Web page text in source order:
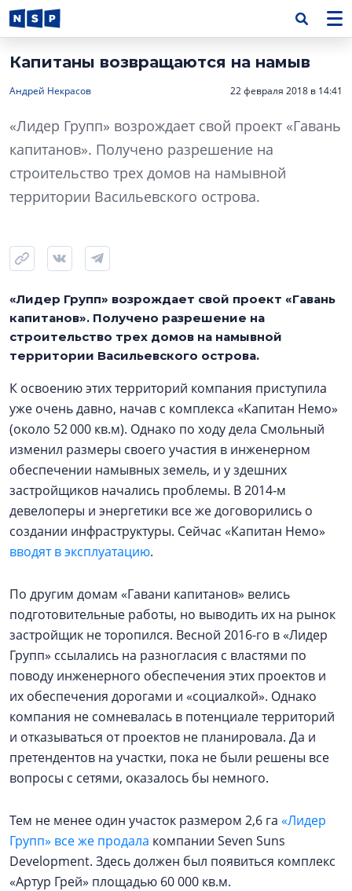
Капитаны возвращаются на намыв
Андрей Некрасов 22 февраля 2018 в 14:41
«Лидер Групп» возрождает свой проект «Гавань
капитанов». Получено разрешение на
строительство трех домов на намывной
территории Васильевского острова.
«Лидер Групп» возрождает свой проект «Гавань
капитанов». Получено разрешение на
строительство трех домов на намывной
территории Васильевского острова.
К освоению этих территорий компания приступила
уже очень давно, начав с комплекса «Капитан Немо»
(около 52 000 кв.м). Однако по ходу дела Смольный
изменил размеры своего участия в инженерном
обеспечении намывных земель, и у здешних
застройщиков начались проблемы. В 2014‑м
девелоперы и энергетики все же договорились о
создании инфраструктуры. Сейчас «Капитан Немо»
вводят в эксплуатацию.
По другим домам «Гавани капитанов» велись
подготовительные работы, но выводить их на рынок
застройщик не торопился. Весной 2016-го в «Лидер
Групп» ссылались на разногласия с властями по
поводу инженерного обеспечения этих проектов и
их обеспечения дорогами и «социалкой». Однако
компания не сомневалась в потенциале территорий
и отказываться от проектов не планировала. Да и
претендентов на участки, пока не были решены все
вопросы с сетями, оказалось бы немного.
Тем не менее один участок размером 2,6 га «Лидер
Групп» все же продала компании Seven Suns
Development. Здесь должен был появиться комплекс
«Артур Грей» площадью 60 000 кв.м.